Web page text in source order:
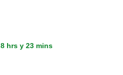
8 hrs y 23 mins